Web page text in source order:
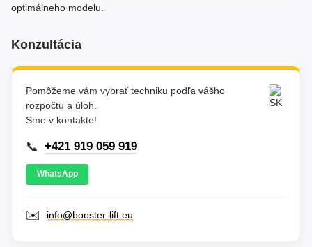
optimálneho modelu.
Konzultácia
Pomôžeme vám vybrať techniku podľa vášho
rozpočtu a úloh.
Sme v kontakte!
📞 +421 919 059 919
WhatsApp
✉️ info@booster-lift.eu